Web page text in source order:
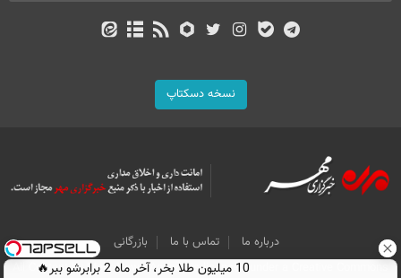
نسخه دسکتاپ
درباره ما تماس با ما
بازرگانی
All Content by Mehr News Agency is licensed under a Creative Commons
10 میلیون طلا بخر، آخر ماه 2 برابرشو ببر🔥